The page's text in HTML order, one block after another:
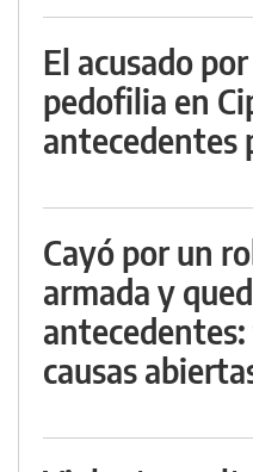
El acusado
pedofilia en
antecedentes
Cayó por un
armada y
causas